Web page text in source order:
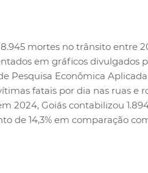
mortes no trânsito entre
em gráficos divulgados
Pesquisa Econômica
fatais por dia nas ruas e
2024, Goiás contabilizou
de 14,3% em comparação